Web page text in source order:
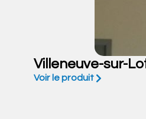
Villeneuve-sur-
Voir le produit